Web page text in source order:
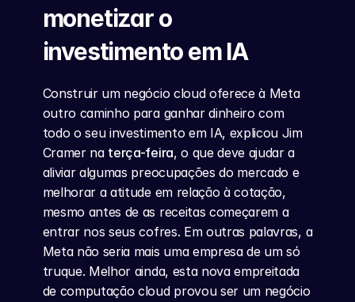
monetizar o
investimento em IA
Construir um negócio cloud oferece à Meta
outro caminho para ganhar dinheiro com
todo o seu investimento em IA, explicou Jim
Cramer na terça-feira, o que deve ajudar a
aliviar algumas preocupações do mercado e
melhorar a atitude em relação à cotação,
mesmo antes de as receitas começarem a
entrar nos seus cofres. Em outras palavras, a
Meta não seria mais uma empresa de um só
truque. Melhor ainda, esta nova empreitada
de computação cloud provou ser um negócio